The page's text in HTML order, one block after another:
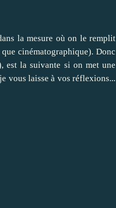
la mesure où on le remplit
cinématographique). Donc
est la suivante si on met une
vous laisse à vos réflexions...